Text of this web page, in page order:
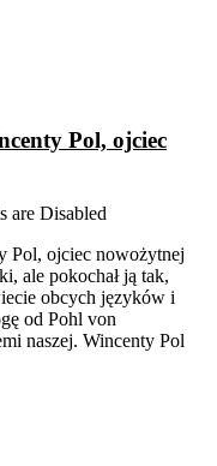
Pol, ojciec
are Disabled
Pol, ojciec nowożytnej
ale pokochał ją tak,
obcych języków i
od Pohl von
naszej. Wincenty Pol